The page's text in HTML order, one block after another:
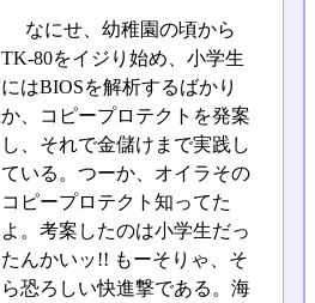
なにせ、幼稚園の頃から
TK-80をイジり始め、小学生
にはBIOSを解析するばかり
か、コピープロテクトを発案
し、それで金儲けまで実践し
ている。つーか、オイラその
コピープロテクト知ってた
よ。考案したのは小学生だっ
たんかいッ!! もーそりゃ、そ
ら恐ろしい快進撃である。海